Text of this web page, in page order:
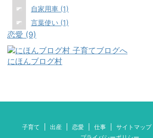
自家用車 (1)
言葉使い (1)
恋愛 (9)
にほんブログ村
子育て 出産 恋愛 仕事 サイトマップ